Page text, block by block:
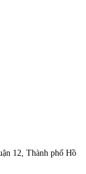
12, Thành phố Hồ